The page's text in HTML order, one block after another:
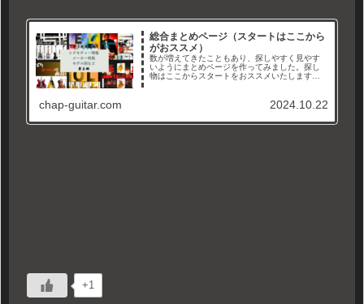
総合まとめページ（スタートはここから
がおススメ）
数が増えてきたこともあり、探しやすく見やす
いようにまとめページを作ってみました。探し
物はここからスタートをおススメいたします。
すので沢山見て行ってくださいね...
chap-guitar.com 2024.10.22
+1